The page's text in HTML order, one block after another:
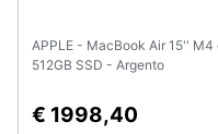
APPLE - MacBook Air 15''
512GB SSD - Argento
€ 1998,40